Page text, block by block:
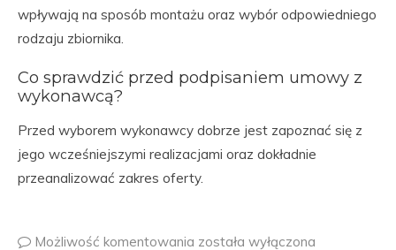
wpływają na sposób montażu oraz wybór odpowiedniego
rodzaju zbiornika.
Co sprawdzić przed podpisaniem umowy z
wykonawcą?
Przed wyborem wykonawcy dobrze jest zapoznać się z
jego wcześniejszymi realizacjami oraz dokładnie
przeanalizować zakres oferty.
Możliwość komentowania została wyłączona